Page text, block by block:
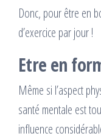
Donc, pour être en
d’exercice par jour !
Etre en
Même si l’aspect
santé mentale est
influence